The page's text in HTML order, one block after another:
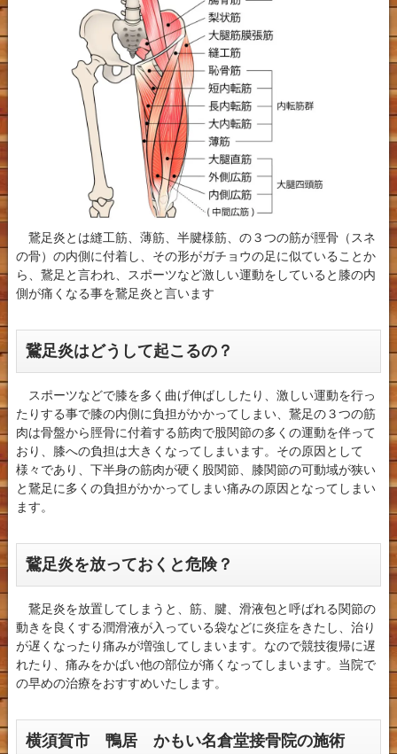
鵞足炎とは縫工筋、薄筋、半腱様筋、の３つの筋が脛骨（スネ
の骨）の内側に付着し、その形がガチョウの足に似ていることか
ら、鵞足と言われ、スポーツなど激しい運動をしていると膝の内
側が痛くなる事を鵞足炎と言います
鵞足炎はどうして起こるの？
スポーツなどで膝を多く曲げ伸ばししたり、激しい運動を行っ
たりする事で膝の内側に負担がかかってしまい、鵞足の３つの筋
肉は骨盤から脛骨に付着する筋肉で股関節の多くの運動を伴って
おり、膝への負担は大きくなってしまいます。その原因として
様々であり、下半身の筋肉が硬く股関節、膝関節の可動域が狭い
と鵞足に多くの負担がかかってしまい痛みの原因となってしまい
ます。
鵞足炎を放っておくと危険？
鵞足炎を放置してしまうと、筋、腱、滑液包と呼ばれる関節の
動きを良くする潤滑液が入っている袋などに炎症をきたし、治り
が遅くなったり痛みが増強してしまいます。なので競技復帰に遅
れたり、痛みをかばい他の部位が痛くなってしまいます。当院で
の早めの治療をおすすめいたします。
横須賀市 鴨居 かもい名倉堂接骨院の施術